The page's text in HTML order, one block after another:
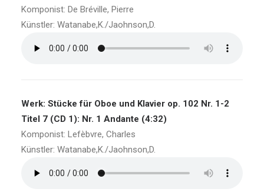
Komponist: De Bréville, Pierre
Künstler: Watanabe,K./Jaohnson,D.
Werk: Stücke für Oboe und Klavier op. 102 Nr. 1-2
Titel 7 (CD 1): Nr. 1 Andante (4:32)
Komponist: Lefèbvre, Charles
Künstler: Watanabe,K./Jaohnson,D.